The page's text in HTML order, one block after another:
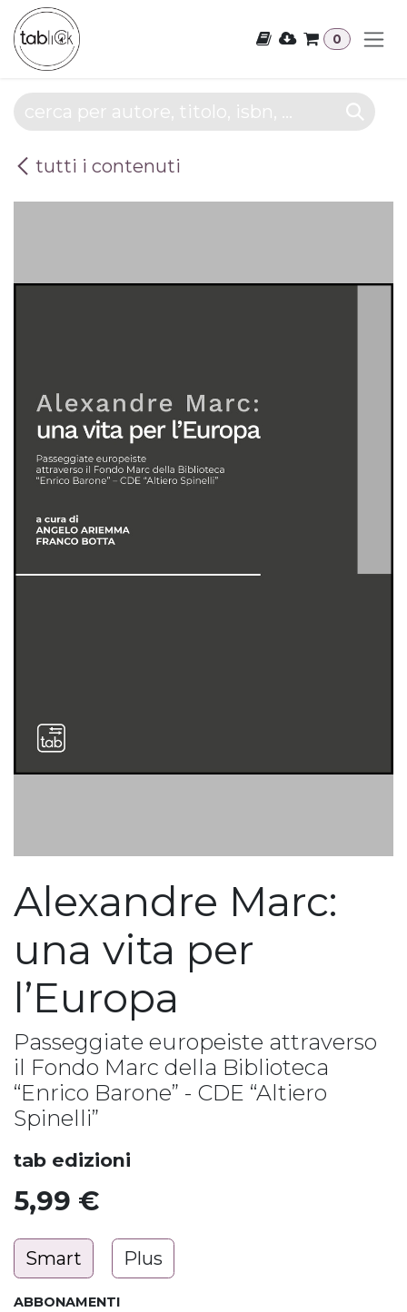
Passa al contenuto
0
tutti i contenuti
Alexandre Marc:
una vita per
l’Europa
Passeggiate europeiste attraverso
il Fondo Marc della Biblioteca
“Enrico Barone” - CDE “Altiero
Spinelli”
tab edizioni
5,99 €
Smart Plus
ABBONAMENTI